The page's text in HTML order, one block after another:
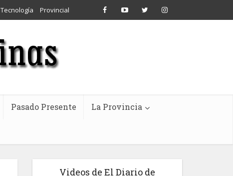
Tecnología Provincial
Pasado Presente La Provincia
Videos de El Diario de